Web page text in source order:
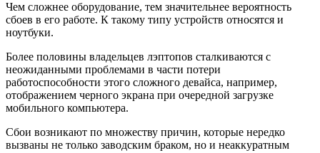
Чем сложнее оборудование, тем значительнее вероятность
сбоев в его работе. К такому типу устройств относятся и
ноутбуки.
Более половины владельцев лэптопов сталкиваются с
неожиданными проблемами в части потери
работоспособности этого сложного девайса, например,
отображением черного экрана при очередной загрузке
мобильного компьютера.
Сбои возникают по множеству причин, которые нередко
вызваны не только заводским браком, но и неаккуратным